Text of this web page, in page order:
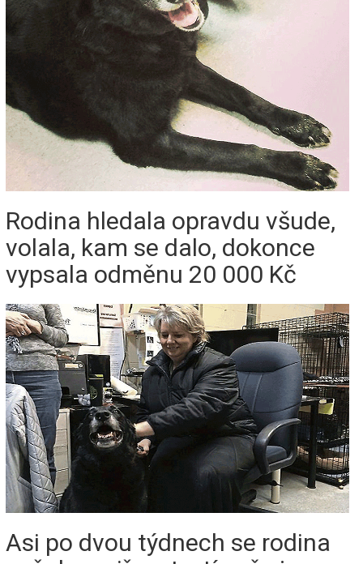
Rodina hledala opravdu všude,
volala, kam se dalo, dokonce
vypsala odměnu 20 000 Kč
Asi po dvou týdnech se rodina